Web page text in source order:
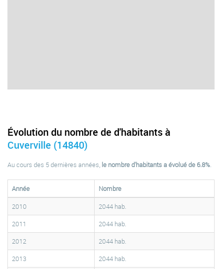
Évolution du nombre de d'habitants à
Cuverville (14840)
Au cours des 5 dernières années, le nombre d'habitants a évolué de 6.8%.
Année
Nombre
2010
2044 hab.
2011
2044 hab.
2012
2044 hab.
2013
2044 hab.